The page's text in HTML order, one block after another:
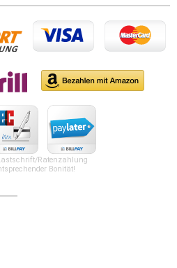
Ratenzahlung
Bonität!